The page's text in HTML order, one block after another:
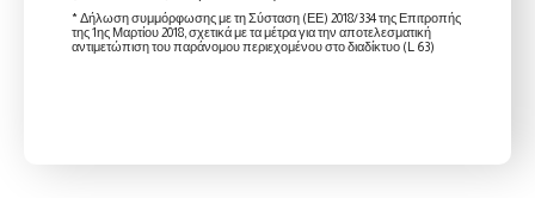
* Δήλωση συμμόρφωσης με τη Σύσταση (ΕΕ) 2018/334 της Επιτροπής
της 1ης Μαρτίου 2018, σχετικά με τα μέτρα για την αποτελεσματική
αντιμετώπιση του παράνομου περιεχομένου στο διαδίκτυο (L 63)